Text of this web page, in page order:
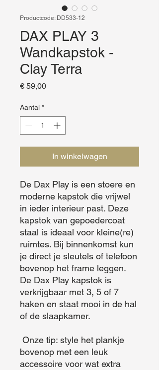
Productcode: DD533-12
DAX PLAY 3
Wandkapstok -
Clay Terra
€ 59,00Prijs
Aantal *
In winkelwagen
De Dax Play is een stoere en
moderne kapstok die vrijwel
in ieder interieur past. Deze
kapstok van gepoedercoat
staal is ideaal voor kleine(re)
ruimtes. Bij binnenkomst kun
je direct je sleutels of telefoon
bovenop het frame leggen.
De Dax Play kapstok is
verkrijgbaar met 3, 5 of 7
haken en staat mooi in de hal
of de slaapkamer.
bovenop met een leuk
accessoire voor wat extra